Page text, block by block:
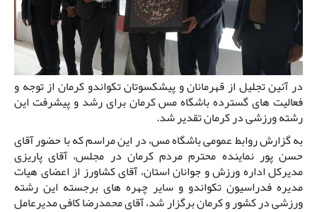
در آئین تجلیل از قهرمانان و پیشکسوتان تکواندو کرمان از توجه و
فعالیت های گسترده باشگاه مس کرمان برای رشد و پیشرفت این
رشته ورزشی در کرمان تقدیر شد.
به گزارش روابط عمومی باشگاه مس، در این مراسم که با حضور آقای
حسن پور نماینده محترم مردم کرمان در مجلس، آقای پاریزی
مدیرکل اداره ورزش و جوانان استان، آقای کشاورز از اعضای هیات
مدیره فدراسیون تکواندو و سایر چهره های برجسته این رشته
ورزشی در کشور و کرمان برگزار شد، آقای محمدرضا کافی مدیرعامل